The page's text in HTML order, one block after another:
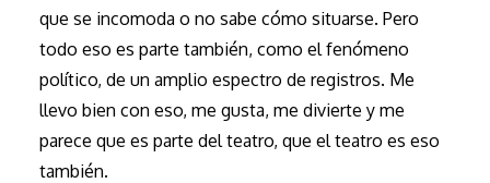
que se incomoda o no sabe cómo situarse. Pero
todo eso es parte también, como el fenómeno
político, de un amplio espectro de registros. Me
llevo bien con eso, me gusta, me divierte y me
parece que es parte del teatro, que el teatro es eso
también.